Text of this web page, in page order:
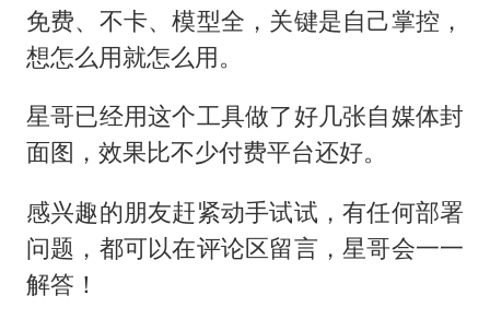
免费、不卡、模型全，关键是自己掌控，
想怎么用就怎么用。
星哥已经用这个工具做了好几张自媒体封
面图，效果比不少付费平台还好。
感兴趣的朋友赶紧动手试试，有任何部署
问题，都可以在评论区留言，星哥会一一
解答！